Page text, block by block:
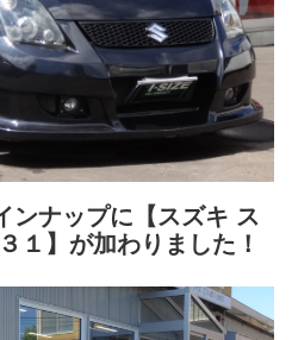
ンナップに 【スズキ ス
１】 が加わりました！